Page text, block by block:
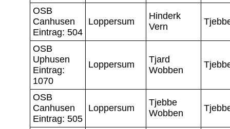
OSB
Canhusen
Eintrag: 504
Loppersum
Hinderk
Vern
OSB
Uphusen
Eintrag:
1070
Loppersum
Tjard
Wobben
OSB
Canhusen
Eintrag: 505
Loppersum
Tjebbe
Wobben